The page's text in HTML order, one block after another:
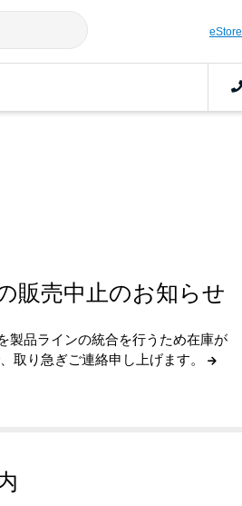
eStore
販売中止のお知らせ
製品ラインの統合を行うため在庫が
取り急ぎご連絡申し上げます。